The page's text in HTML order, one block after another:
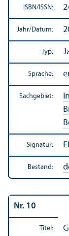
ISBN/ ISSN:
Jahr/Datum:
Typ:
Sprache:
Sachgebiet:
Signatur:
Bestand:
Nr. 10
Titel: